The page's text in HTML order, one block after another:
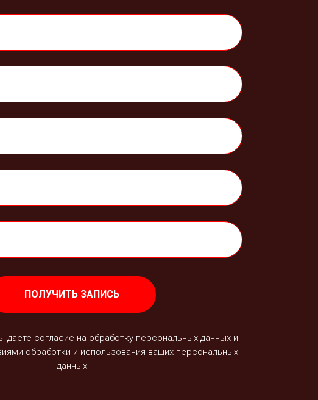
ПОЛУЧИТЬ ЗАПИСЬ
даете согласие на обработку персональных данных и
обработки и использования ваших персональных
данных